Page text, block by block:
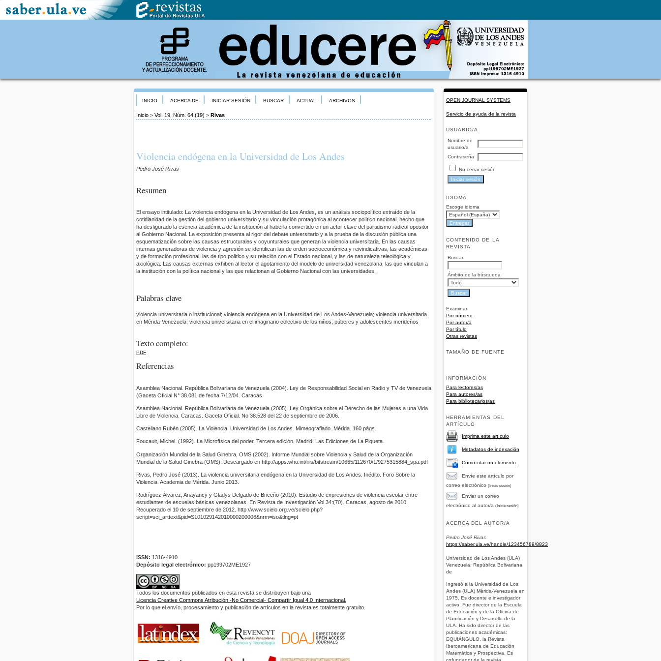
OPEN JOURNAL SYSTEMS
Servicio de ayuda de la revista
USUARIO/A
Nombre de
usuario/a
Contraseña
No cerrar sesión
IDIOMA
Escoge idioma
CONTENIDO DE LA
REVISTA
Buscar
Ámbito de la búsqueda
Examinar
Por número
Por autor/a
Por título
Otras revistas
TAMAÑO DE FUENTE
INFORMACIÓN
Para lectores/as
Para autores/as
Para bibliotecarios/as
HERRAMIENTAS DEL
ARTÍCULO
Imprima este artículo
Metadatos de indexación
Cómo citar un elemento
Envíe este artículo por
correo electrónico (Inicie sesión)
Enviar un correo
electrónico al autor/a (Inicie sesión)
ACERCA DEL AUTOR/A
Pedro José Rivas
https://saber.ula.ve/handle/123456789/8823
Universidad de Los Andes (ULA)
Venezuela, República Bolivariana
de
Ingresó a la Universidad de Los
Andes (ULA) Mérida-Venezuela en
1975. Es docente e investigador
activo. Fue director de la Escuela
de Educación y de la Oficina de
Planificación y Desarrollo de la
ULA. Ha sido director de las
publicaciones académicas:
EQUIÁNGULO, la Revista
Iberoamericana de Educación
Matemática y Prospectiva. Es
cofundador de la revista
INICIO ACERCA DE INICIAR SESIÓN BUSCAR ACTUAL ARCHIVOS
Inicio > Vol. 19, Núm. 64 (19) > Rivas
Violencia endógena en la Universidad de Los Andes
Pedro José Rivas
Resumen
El ensayo intitulado: La violencia endógena en la Universidad de Los Andes, es un análisis sociopolítico extraído de la
cotidianidad de la gestión del gobierno universitario y su vinculación protagónica al acontecer político nacional, hecho que
ha desfigurado la esencia académica de la institución al haberla convertido en un actor clave del partidismo radical opositor
al Gobierno Nacional. La exposición presenta al rigor del debate universitario y a la prueba de la discusión pública una
esquematización sobre las causas estructurales y coyunturales que generan la violencia universitaria. En las causas
internas generadoras de violencia y agresión se identifican las de orden socioeconómica y reivindicativas, las académicas
y de formación profesional, las de tipo político y su relación con el Estado nacional, y las de naturaleza teleológica y
axiológica. Las causas externas exhiben al lector el agotamiento del modelo de universidad venezolana, las que vinculan a
la institución con la política nacional y las que relacionan al Gobierno Nacional con las universidades.
Palabras clave
violencia universitaria o institucional; violencia endógena en la Universidad de Los Andes-Venezuela; violencia universitaria
en Mérida-Venezuela; violencia universitaria en el imaginario colectivo de los niños; púberes y adolescentes merideños
Texto completo:
PDF
Referencias
Asamblea Nacional. República Bolivariana de Venezuela (2004). Ley de Responsabilidad Social en Radio y TV de Venezuela
(Gaceta Oficial N° 38.081 de fecha 7/12/04. Caracas.
Asamblea Nacional. República Bolivariana de Venezuela (2005). Ley Orgánica sobre el Derecho de las Mujeres a una Vida
Libre de Violencia. Caracas. Gaceta Oficial. No 38.528 del 22 de septiembre de 2006.
Castellano Rubén (2005). La Violencia. Universidad de Los Andes. Mimeografiado. Mérida. 160 págs.
Foucault, Michel. (1992). La Microfísica del poder. Tercera edición. Madrid: Las Ediciones de La Piqueta.
Organización Mundial de la Salud Ginebra, OMS (2002). Informe Mundial sobre Violencia y Salud de la Organización
Mundial de la Salud Ginebra (OMS). Descargado en http://apps.who.int/iris/bitstream/10665/112670/1/9275315884_spa.pdf
Rivas, Pedro José (2013). La violencia universitaria endógena en la Universidad de Los Andes. Inédito. Foro Sobre la
Violencia. Academia de Mérida. Junio 2013.
Rodríguez Álvarez, Anayancy y Gladys Delgado de Briceño (2010). Estudio de expresiones de violencia escolar entre
estudiantes de escuelas básicas venezolanas. En Revista de Investigación Vol.34:(70). Caracas, agosto de 2010.
Recuperado el 10 de septiembre de 2012. http://www.scielo.org.ve/scielo.php?
script=sci_arttext&pid=S101029142010000200006&nrm=iso&tlng=pt
ISSN: 1316-4910
Depósito legal electrónico: pp199702ME1927
Todos los documentos publicados en esta revista se distribuyen bajo una
Licencia Creative Commons Atribución -No Comercial- Compartir Igual 4.0 Internacional.
Por lo que el envío, procesamiento y publicación de artículos en la revista es totalmente gratuito.